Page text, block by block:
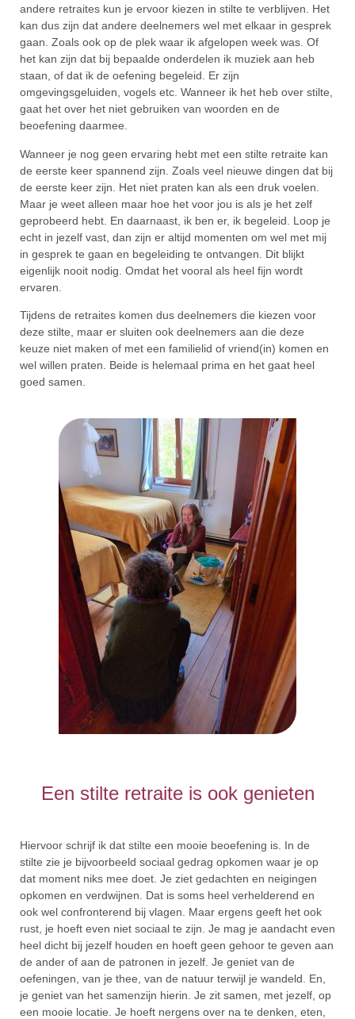
andere retraites kun je ervoor kiezen in stilte te verblijven. Het
kan dus zijn dat andere deelnemers wel met elkaar in gesprek
gaan. Zoals ook op de plek waar ik afgelopen week was. Of
het kan zijn dat bij bepaalde onderdelen ik muziek aan heb
staan, of dat ik de oefening begeleid. Er zijn
omgevingsgeluiden, vogels etc. Wanneer ik het heb over stilte,
gaat het over het niet gebruiken van woorden en de
beoefening daarmee.
Wanneer je nog geen ervaring hebt met een stilte retraite kan
de eerste keer spannend zijn. Zoals veel nieuwe dingen dat bij
de eerste keer zijn. Het niet praten kan als een druk voelen.
Maar je weet alleen maar hoe het voor jou is als je het zelf
geprobeerd hebt. En daarnaast, ik ben er, ik begeleid. Loop je
echt in jezelf vast, dan zijn er altijd momenten om wel met mij
in gesprek te gaan en begeleiding te ontvangen. Dit blijkt
eigenlijk nooit nodig. Omdat het vooral als heel fijn wordt
ervaren.
Tijdens de retraites komen dus deelnemers die kiezen voor
deze stilte, maar er sluiten ook deelnemers aan die deze
keuze niet maken of met een familielid of vriend(in) komen en
wel willen praten. Beide is helemaal prima en het gaat heel
goed samen.
Een stilte retraite is ook genieten
Hiervoor schrijf ik dat stilte een mooie beoefening is. In de
stilte zie je bijvoorbeeld sociaal gedrag opkomen waar je op
dat moment niks mee doet. Je ziet gedachten en neigingen
opkomen en verdwijnen. Dat is soms heel verhelderend en
ook wel confronterend bij vlagen. Maar ergens geeft het ook
rust, je hoeft even niet sociaal te zijn. Je mag je aandacht even
heel dicht bij jezelf houden en hoeft geen gehoor te geven aan
de ander of aan de patronen in jezelf. Je geniet van de
oefeningen, van je thee, van de natuur terwijl je wandeld. En,
je geniet van het samenzijn hierin. Je zit samen, met jezelf, op
een mooie locatie. Je hoeft nergens over na te denken, eten,